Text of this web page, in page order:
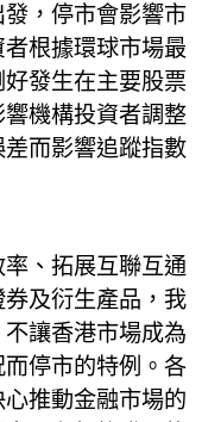
，停市會影響市
根據環球市場最
發生在主要股票
機構投資者調整
而影響追蹤指數
、拓展互聯互通
及衍生產品，我
讓香港市場成為
停市的特例。各
推動金融市場的